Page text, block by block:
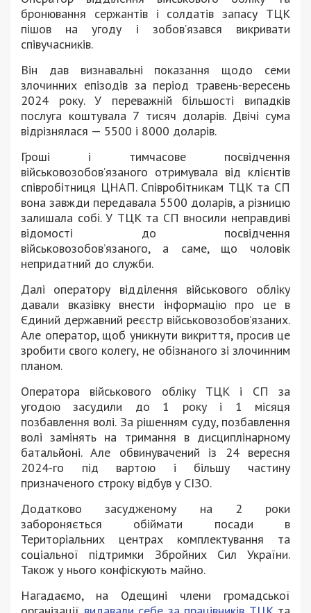
бронювання сержантів і солдатів запасу ТЦК
пішов на угоду і зобовʼязався викривати
співучасників.
Він дав визнавальні показання щодо семи
злочинних епізодів за період травень-вересень
2024 року. У переважній більшості випадків
послуга коштувала 7 тисяч доларів. Двічі сума
відрізнялася — 5500 і 8000 доларів.
Гроші і тимчасове посвідчення
військовозобовʼязаного отримувала від клієнтів
співробітниця ЦНАП. Співробітникам ТЦК та СП
вона завжди передавала 5500 доларів, а різницю
залишала собі. У ТЦК та СП вносили неправдиві
відомості до посвідчення
військовозобовʼязаного, а саме, що чоловік
непридатний до служби.
Далі оператору відділення військового обліку
давали вказівку внести інформацію про це в
Єдиний державний реєстр військовозобовʼязаних.
Але оператор, щоб уникнути викриття, просив це
зробити свого колегу, не обізнаного зі злочинним
планом.
Оператора військового обліку ТЦК і СП за
угодою засудили до 1 року і 1 місяця
позбавлення волі. За рішенням суду, позбавлення
волі замінять на тримання в дисциплінарному
батальйоні. Але обвинувачений із 24 вересня
2024-го під вартою і більшу частину
призначеного строку відбув у СІЗО.
Додатково засудженому на 2 роки
забороняється обіймати посади в
Територіальних центрах комплектування та
соціальної підтримки Збройних Сил України.
Також у нього конфіскують майно.
Нагадаємо, на Одещині члени громадської